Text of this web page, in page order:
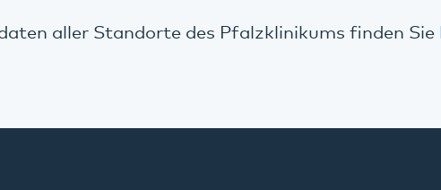
aller Standorte des Pfalzklinikums finden Sie